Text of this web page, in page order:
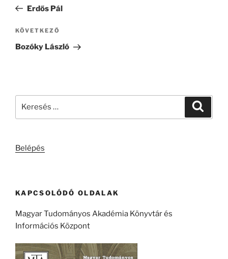
bejegyzés
Erdős Pál
Következő
bejegyzés
KÖVETKEZŐ
Bozóky László
Belépés
KAPCSOLÓDÓ OLDALAK
Magyar Tudományos Akadémia Könyvtár és
Információs Központ